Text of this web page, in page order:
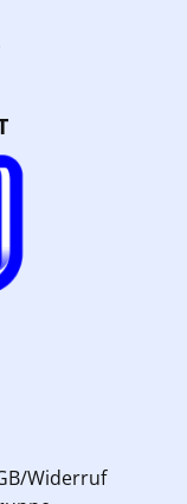
Widerruf